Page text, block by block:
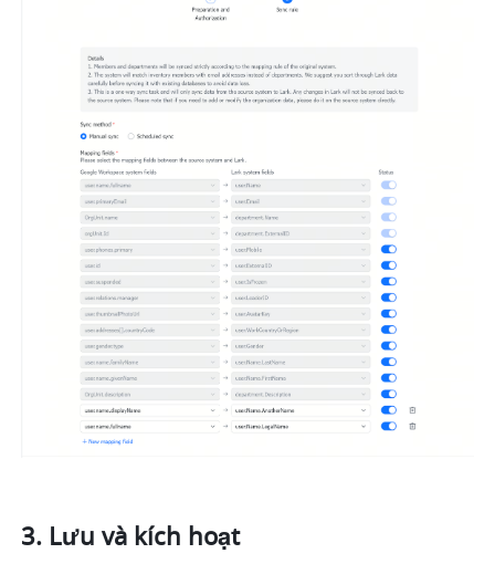
Lưu và kích hoạt